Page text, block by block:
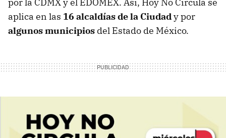
por la CDMX y el EDOMEX. Así, Hoy No Circula se
aplica en las 16 alcaldías de la Ciudady por
algunos municipios del Estado de México.